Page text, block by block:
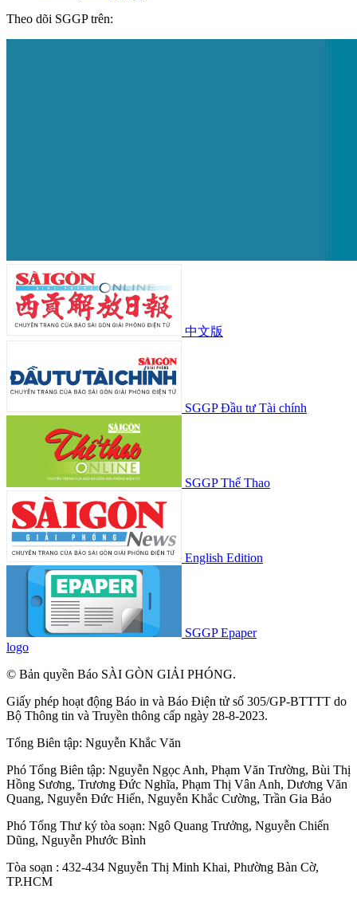
Theo dõi SGGP trên:
中文版
SGGP Đầu tư Tài chính
SGGP Thể Thao
English Edition
SGGP Epaper
logo
© Bản quyền Báo SÀI GÒN GIẢI PHÓNG.
Giấy phép hoạt động Báo in và Báo Điện tử số 305/GP-BTTTT do
Bộ Thông tin và Truyền thông cấp ngày 28-8-2023.
Tổng Biên tập: Nguyễn Khắc Văn
Phó Tổng Biên tập: Nguyễn Ngọc Anh, Phạm Văn Trường, Bùi Thị
Hồng Sương, Trương Đức Nghĩa, Phạm Thị Vân Anh, Dương Văn
Quang, Nguyễn Đức Hiển, Nguyễn Khắc Cường, Trần Gia Bảo
Phó Tổng Thư ký tòa soạn: Ngô Quang Trưởng, Nguyễn Chiến
Dũng, Nguyễn Phước Bình
Tòa soạn : 432-434 Nguyễn Thị Minh Khai, Phường Bàn Cờ,
TP.HCM